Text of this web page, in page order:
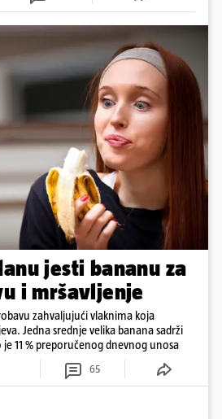
jesti bananu za
i mršavljenje
zahvaljujući vlaknima koja
Jedna srednje velika banana sadrži
11 % preporučenog dnevnog unosa
65